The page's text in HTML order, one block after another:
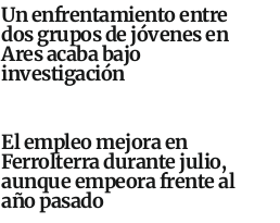
Un enfrentamiento entre
dos grupos de jóvenes en
Ares acaba bajo
investigación
El empleo mejora en
Ferrolterra durante julio,
aunque empeora frente al
año pasado